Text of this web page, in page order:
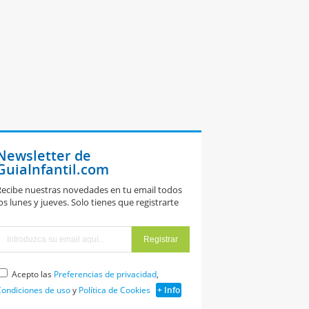
un barco
papel.
de
nuestras novedades en tu email todos
lunes y jueves. Solo tienes que registrarte
Acepto las Preferencias de privacidad,
de usoy Política de Cookies + Info